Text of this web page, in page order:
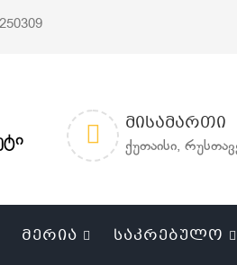
ᲛᲘᲡᲐᲛᲐᲠᲗᲘ
ქუთაისი,
ᲛᲔᲠᲘᲐ ᲡᲐᲙᲠᲔᲑᲣᲚᲝ